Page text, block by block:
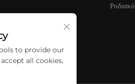
to provide our
all cookies,